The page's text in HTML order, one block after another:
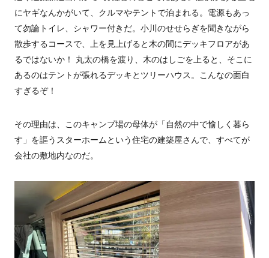
にヤギなんかがいて、クルマやテントで泊まれる。電源もあっ
て勿論トイレ、シャワー付きだ。小川のせせらぎを聞きながら
散歩するコースで、上を見上げると木の間にデッキフロアがあ
るではないか！ 丸太の橋を渡り、木のはしごを上ると、そこに
あるのはテントが張れるデッキとツリーハウス。こんなの面白
すぎるぞ！
その理由は、このキャンプ場の母体が「自然の中で愉しく暮ら
す」を謳うスターホームという住宅の建築屋さんで、すべてが
会社の敷地内なのだ。